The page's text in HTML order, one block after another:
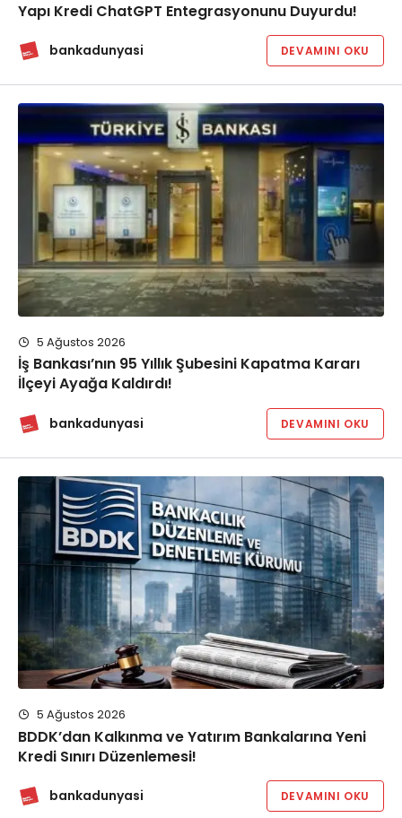
Yapı Kredi ChatGPT Entegrasyonunu Duyurdu!
bankadunyasi DEVAMINI OKU
5 Ağustos 2026
İş Bankası’nın 95 Yıllık Şubesini Kapatma Kararı
İlçeyi Ayağa Kaldırdı!
bankadunyasi DEVAMINI OKU
5 Ağustos 2026
BDDK’dan Kalkınma ve Yatırım Bankalarına Yeni
Kredi Sınırı Düzenlemesi!
bankadunyasi DEVAMINI OKU